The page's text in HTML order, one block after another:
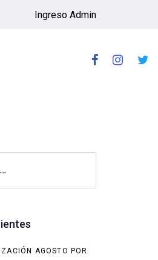
Ingreso Admin
AGOSTO POR